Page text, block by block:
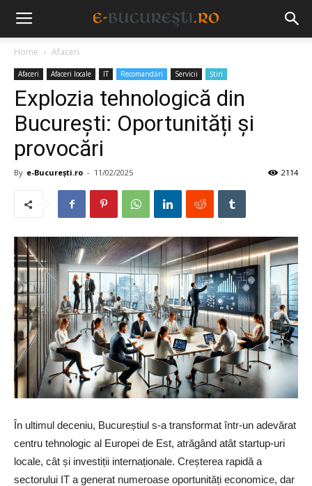
Home Afaceri
Afaceri Afaceri locale IT Recomandări Servicii Știri
Explozia tehnologică din
București: Oportunități și
provocări
By e-București.ro - 11/02/2025 2114
În ultimul deceniu, Bucureștiul s-a transformat într-un adevărat
centru tehnologic al Europei de Est, atrăgând atât startup-uri
locale, cât și investiții internaționale. Creșterea rapidă a
sectorului IT a generat numeroase oportunități economice, dar